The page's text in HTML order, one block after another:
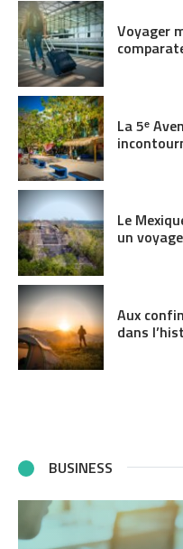
Voyager
La 5ᵉ
Le
un
Aux
dans
BUSINESS